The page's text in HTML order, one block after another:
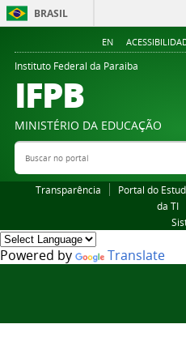
BRASIL
EN
Instituto Federal da Paraiba
IFPB
MINISTÉRIO DA EDUCAÇÃO
Buscar no portal
Transparência Portal do
da TI
Powered by Translate